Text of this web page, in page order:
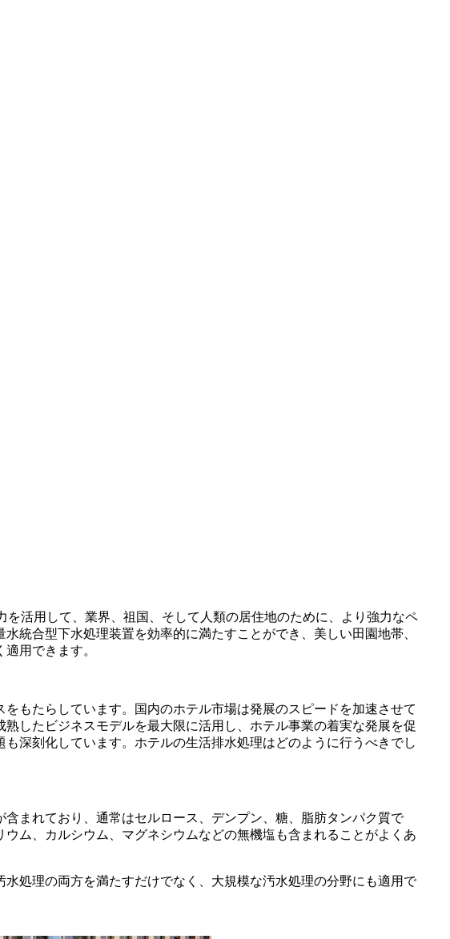
活用して、業界、祖国、そして人類の居住地のために、より強力なペ
統合型下水処理装置を効率的に満たすことができ、美しい田園地帯、
用できます。
もたらしています。国内のホテル市場は発展のスピードを加速させて
したビジネスモデルを最大限に活用し、ホテル事業の着​​実な発展を促
深刻化しています。ホテルの生活排水処理はどのように行うべきでし
まれており、通常はセルロース、デンプン、糖、脂肪タンパク質で
ム、カルシウム、マグネシウムなどの無機塩も含まれることがよくあ
処理の両方を満たすだけでなく、大規模な汚水処理の分野にも適用で